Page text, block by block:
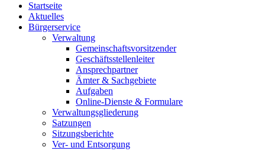
Startseite
Aktuelles
Bürgerservice
Verwaltung
Gemeinschaftsvorsitzender
Geschäftsstellenleiter
Ansprechpartner
Ämter & Sachgebiete
Aufgaben
Online-Dienste & Formulare
Verwaltungsgliederung
Satzungen
Sitzungsberichte
Ver- und Entsorgung